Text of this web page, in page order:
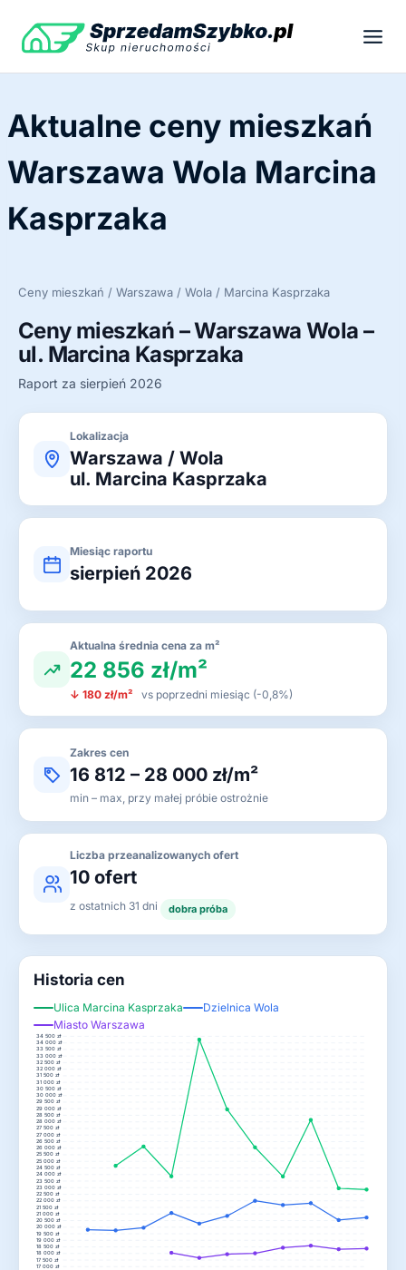
treści
Aktualne ceny mieszkań
Warszawa Wola Marcina
Kasprzaka
Ceny mieszkań / Warszawa / Wola / Marcina Kasprzaka
Ceny mieszkań – Warszawa Wola –
ul. Marcina Kasprzaka
Raport za sierpień 2026
Lokalizacja
Warszawa / Wola
ul. Marcina Kasprzaka
Miesiąc raportu
sierpień 2026
Aktualna średnia cena za m²
22 856 zł/m²
↓ 180 zł/m² vs poprzedni miesiąc (-0,8%)
Zakres cen
16 812 – 28 000 zł/m²
min – max, przy małej próbie ostrożnie
Liczba przeanalizowanych ofert
10 ofert
z ostatnich 31 dni dobra próba
Historia cen
Ulica Marcina Kasprzaka
Dzielnica Wola
Miasto Warszawa
17 000 zł
17 500 zł
18 000 zł
18 500 zł
19 000 zł
19 500 zł
20 000 zł
20 500 zł
21 000 zł
21 500 zł
22 000 zł
22 500 zł
23 000 zł
23 500 zł
24 000 zł
24 500 zł
25 000 zł
25 500 zł
26 000 zł
26 500 zł
27 000 zł
27 500 zł
28 000 zł
28 500 zł
29 000 zł
29 500 zł
30 000 zł
30 500 zł
31 000 zł
31 500 zł
32 000 zł
32 500 zł
33 000 zł
33 500 zł
34 000 zł
34 500 zł